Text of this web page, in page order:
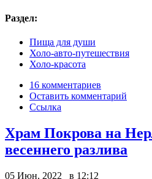
Раздел:
Пища для души
Холо-авто-путешествия
Холо-красота
16 комментариев
Оставить комментарий
Ссылка
Храм Покрова на
весеннего разлива
05 Июн, 2022 в 12:12